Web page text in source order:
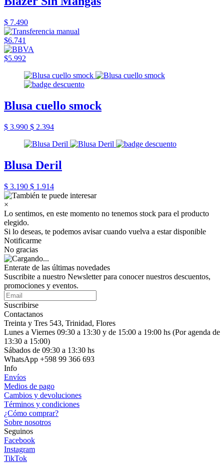
$ 7.490
$6.741
$5.992
Blusa cuello smock
$ 3.990 $ 2.394
Blusa Deril
$ 3.190 $ 1.914
×
Lo sentimos, en este momento no tenemos stock para el producto
elegido.
Si lo deseas, te podemos avisar cuando vuelva a estar disponible
Notificarme
No gracias
Enterate de las últimas novedades
Suscribite a nuestro Newsletter para conocer nuestros descuentos,
promociones y eventos.
Suscribirse
Contactanos
Treinta y Tres 543, Trinidad, Flores
Lunes a Viernes 09:30 a 13:30 y de 15:00 a 19:00 hs (Por agenda de
13:30 a 15:00)
Sábados de 09:30 a 13:30 hs
WhatsApp +598 99 366 693
Info
Envíos
Medios de pago
Cambios y devoluciones
Términos y condiciones
¿Cómo comprar?
Sobre nosotros
Seguinos
Facebook
Instagram
TikTok